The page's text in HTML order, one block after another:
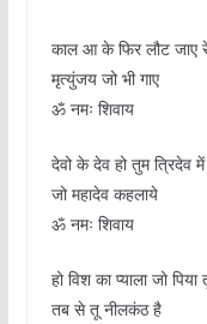
काल आ के फिर लौट जाए
मृत्युंजय जो भी गाए
ॐ नमः शिवाय
देवो के देव हो तुम त्रिदेव में
जो महादेव कहलाये
ॐ नमः शिवाय
हो विश का प्याला जो पिया
तब से तू नीलकंठ है